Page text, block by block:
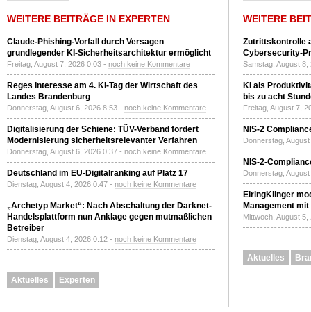
WEITERE BEITRÄGE IN EXPERTEN
Claude-Phishing-Vorfall durch Versagen
grundlegender KI-Sicherheitsarchitektur ermöglicht
Freitag, August 7, 2026 0:03 - noch keine Kommentare
Reges Interesse am 4. KI-Tag der Wirtschaft des
Landes Brandenburg
Donnerstag, August 6, 2026 8:53 - noch keine Kommentare
Digitalisierung der Schiene: TÜV-Verband fordert
Modernisierung sicherheitsrelevanter Verfahren
Donnerstag, August 6, 2026 0:37 - noch keine Kommentare
Deutschland im EU-Digitalranking auf Platz 17
Dienstag, August 4, 2026 0:47 - noch keine Kommentare
„Archetyp Market“: Nach Abschaltung der Darknet-
Handelsplattform nun Anklage gegen mutmaßlichen
Betreiber
Dienstag, August 4, 2026 0:12 - noch keine Kommentare
Aktuelles Experten
WEITERE
Zutrittskontrolle
Cybersecurity-
Samstag, August
KI als
bis zu acht
Freitag, August 7,
NIS-2
Donnerstag,
NIS-2-
Donnerstag,
ElringKlinger
Management
Mittwoch, August
Aktuelles